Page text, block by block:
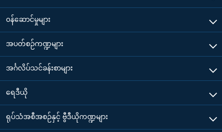
၀န်ဆောင်မှုများ
အပတ်စဉ်ကဏ္ဍများ
အင်္ဂလိပ်သင်ခန်းစာများ
ရေဒီယို
ရုပ်သံအစီအစဉ်နှင့် ဗွီဒီယိုကဏ္ဍများ